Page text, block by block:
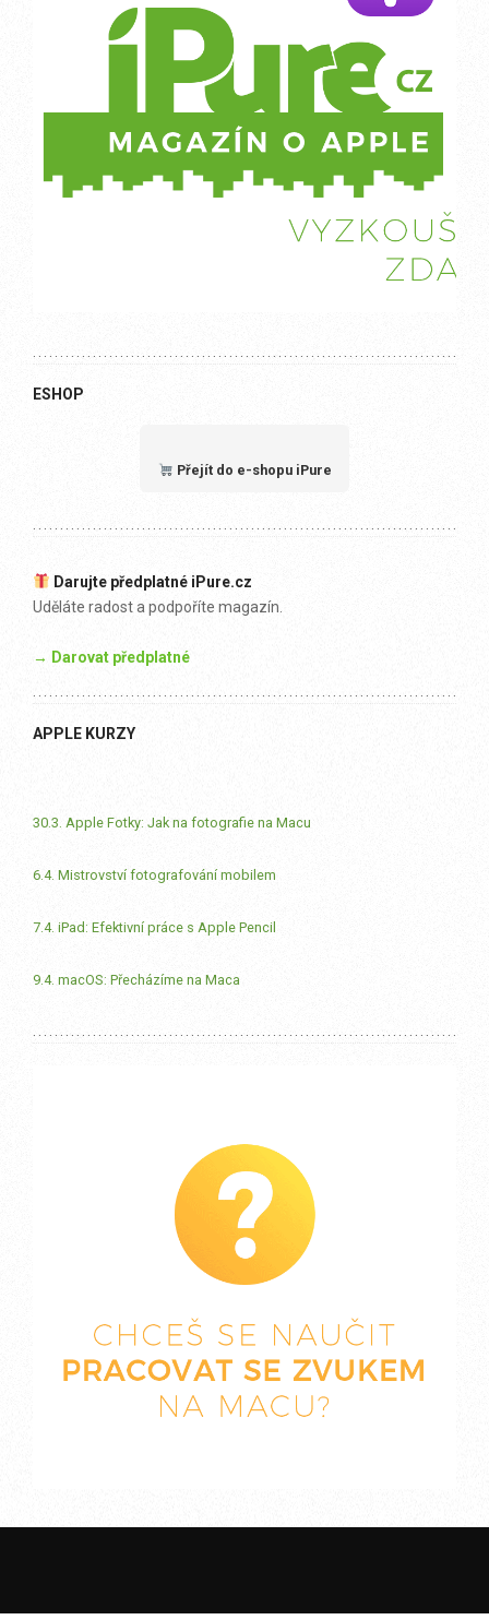
ESHOP
Přejít do e-shopu iPure
Darujte předplatné iPure.cz
Uděláte radost a podpoříte magazín.
→ Darovat předplatné
APPLE KURZY
30.3. Apple Fotky: Jak na fotografie na Macu
6.4. Mistrovství fotografování mobilem
7.4. iPad: Efektivní práce s Apple Pencil
9.4. macOS: Přecházíme na Maca